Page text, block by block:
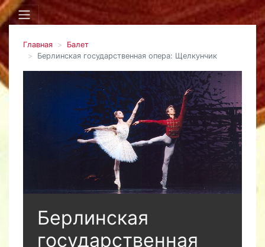
Главная
Балет
Берлинская государственная опера: Щелкунчик
Берлинская
государственная